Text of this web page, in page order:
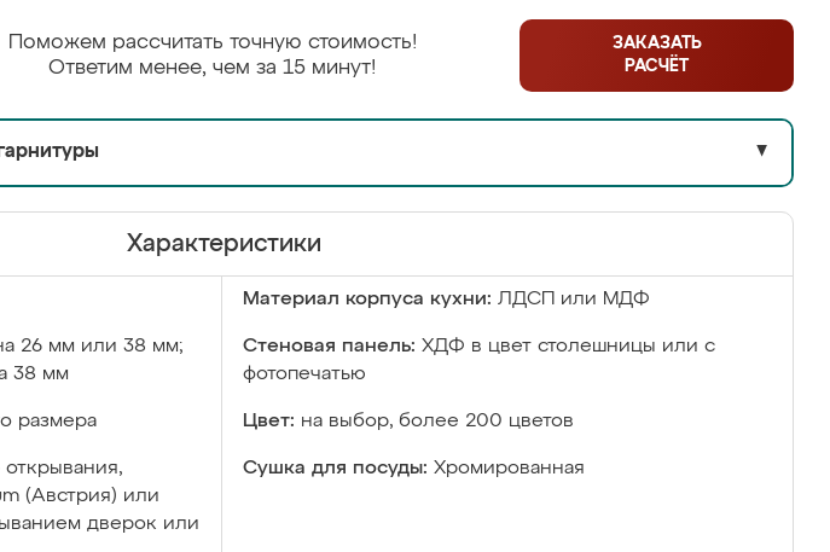
Поможем рассчитать точную стоимость!
Ответим менее, чем за 15 минут!
ЗАКАЗАТЬ
РАСЧЁТ
▼
Характеристики
Материал корпуса кухни: ЛДСП или МДФ
26 мм или 38 мм;
38 мм
Стеновая панель: ХДФ в цвет столешницы или с
фотопечатью
размера Цвет: на выбор, более 200 цветов
(Австрия) или
дверок или
Сушка для посуды: Хромированная